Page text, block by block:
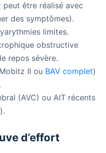
peut être réalisé avec
des symptômes).
limites.
obstructive
repos sévère.
II ou BAV complet)
(AVC) ou AIT récents
d’effort